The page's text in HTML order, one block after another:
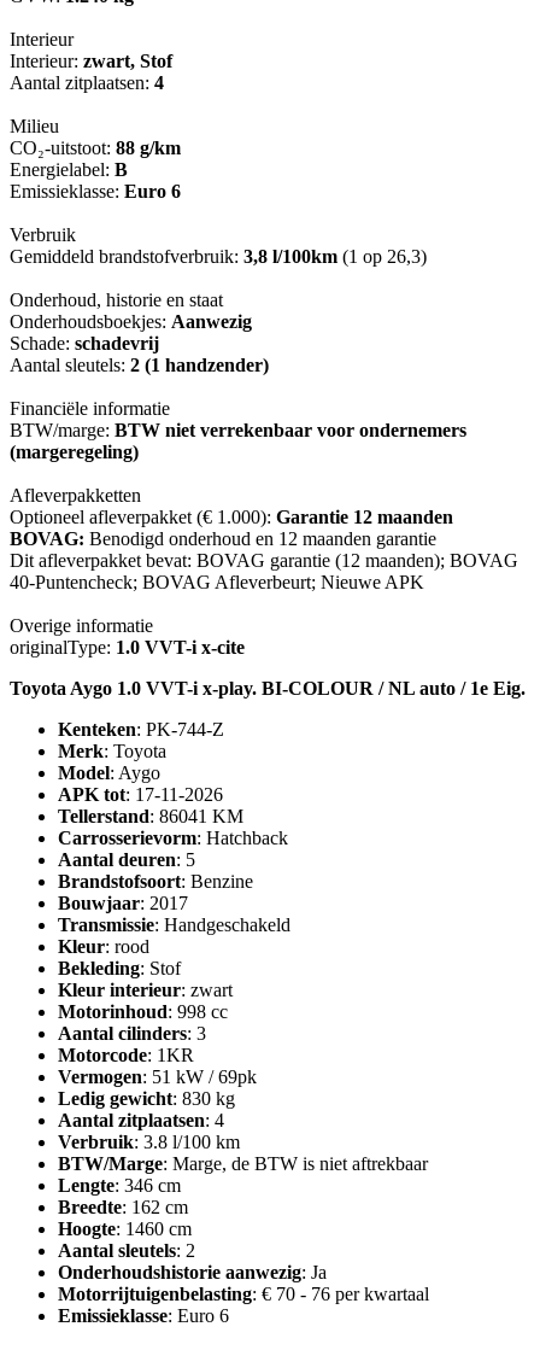
Interieur
Interieur: zwart, Stof
Aantal zitplaatsen: 4
Milieu
CO₂-uitstoot: 88 g/km
Energielabel: B
Emissieklasse: Euro 6
Verbruik
Gemiddeld brandstofverbruik: 3,8 l/100km (1 op 26,3)
Onderhoud, historie en staat
Onderhoudsboekjes: Aanwezig
Schade: schadevrij
Aantal sleutels: 2 (1 handzender)
Financiële informatie
BTW/marge: BTW niet verrekenbaar voor ondernemers
(margeregeling)
Afleverpakketten
Optioneel afleverpakket (€ 1.000): Garantie 12 maanden
BOVAG: Benodigd onderhoud en 12 maanden garantie
Dit afleverpakket bevat: BOVAG garantie (12 maanden); BOVAG
40-Puntencheck; BOVAG Afleverbeurt; Nieuwe APK
Overige informatie
originalType: 1.0 VVT-i x-cite
Toyota Aygo 1.0 VVT-i x-play. BI-COLOUR / NL auto / 1e Eig.
Kenteken: PK-744-Z
Merk: Toyota
Model: Aygo
APK tot: 17-11-2026
Tellerstand: 86041 KM
Carrosserievorm: Hatchback
Aantal deuren: 5
Brandstofsoort: Benzine
Bouwjaar: 2017
Transmissie: Handgeschakeld
Kleur: rood
Bekleding: Stof
Kleur interieur: zwart
Motorinhoud: 998 cc
Aantal cilinders: 3
Motorcode: 1KR
Vermogen: 51 kW / 69pk
Ledig gewicht: 830 kg
Aantal zitplaatsen: 4
Verbruik: 3.8 l/100 km
BTW/Marge: Marge, de BTW is niet aftrekbaar
Lengte: 346 cm
Breedte: 162 cm
Hoogte: 1460 cm
Aantal sleutels: 2
Onderhoudshistorie aanwezig: Ja
Motorrijtuigenbelasting: € 70 - 76 per kwartaal
Emissieklasse: Euro 6